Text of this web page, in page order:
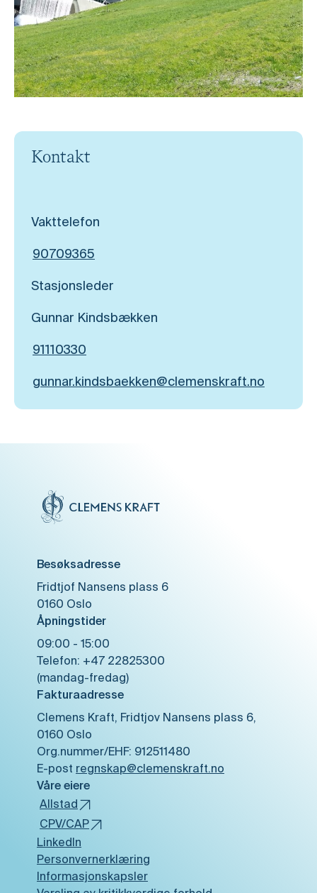
Kontakt
Vakttelefon
90709365
Stasjonsleder
Gunnar Kindsbækken
91110330
gunnar.kindsbaekken@clemenskraft.no
Besøksadresse
Fridtjof Nansens plass 6
0160 Oslo
Åpningstider
09:00 - 15:00
Telefon: ​​+47 22825300
(mandag-fredag)
Fakturaadresse
Clemens Kraft, Fridtjov Nansens plass 6,
0160 Oslo
Org.nummer/EHF: 912511480
E-post regnskap@clemenskraft.no
Våre eiere
Allstad
CPV/CAP
LinkedIn
Personvernerklæring
Informasjonskapsler